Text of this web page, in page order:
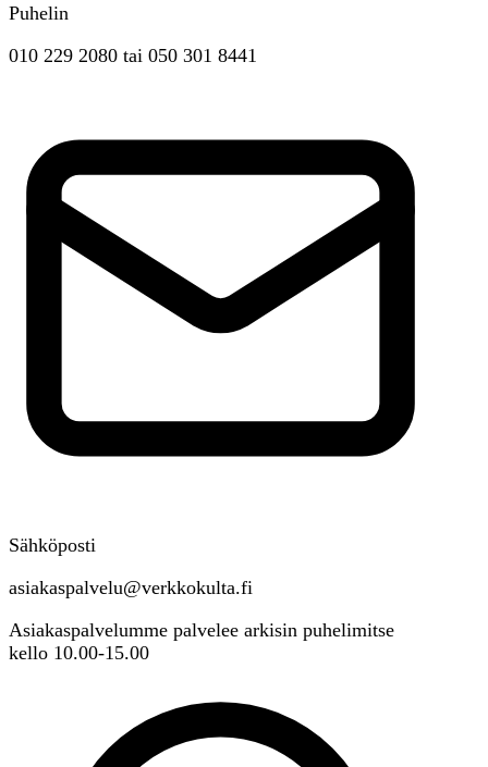
Puhelin
010 229 2080 tai 050 301 8441
Sähköposti
asiakaspalvelu@verkkokulta.fi
Asiakaspalvelumme palvelee arkisin puhelimitse
kello 10.00-15.00